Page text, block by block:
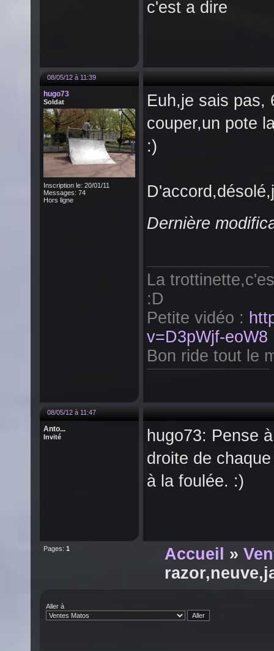
c'est a dire
08/05/12 à 11:39
hugo73
Soldat
Inscription le: 20/01/11
Messages: 74
Hors ligne
Euh,je sais pas,
couper,un pote
:)
Dernière
La
:D
Petite vidéo :
v=D3pWjf-eoW8
Bon ride tout le
08/05/12 à 11:47
Anto...
Invité
hugo73: Pense
droite de
à la foulée. :)
Pages: 1 Accueil »
Aller à